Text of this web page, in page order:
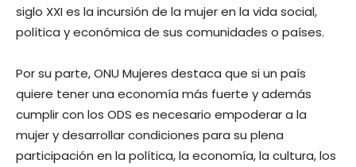
siglo XXI es la incursión de la mujer en la vida social,
política y económica de sus comunidades o países.
Por su parte, ONU Mujeres destaca que si un país
quiere tener una economía más fuerte y además
cumplir con los ODS es necesario empoderar a la
mujer y desarrollar condiciones para su plena
participación en la política, la economía, la cultura, los